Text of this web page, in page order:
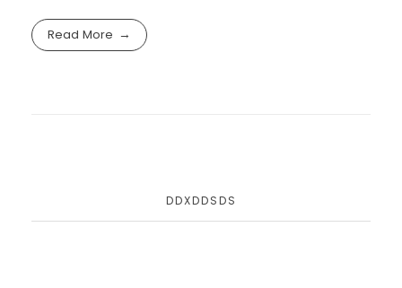
Read More
DDXDDSDS